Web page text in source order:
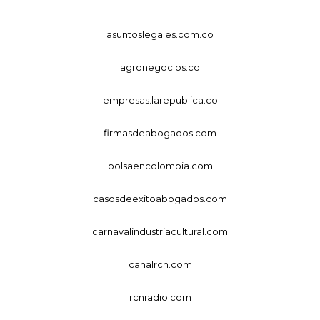
asuntoslegales.com.co
agronegocios.co
empresas.larepublica.co
firmasdeabogados.com
bolsaencolombia.com
casosdeexitoabogados.com
carnavalindustriacultural.com
canalrcn.com
rcnradio.com